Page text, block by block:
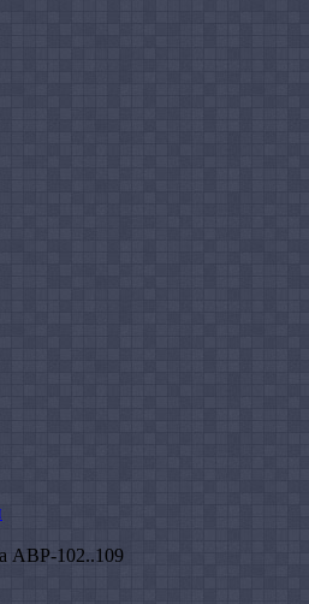
АВР-102..109